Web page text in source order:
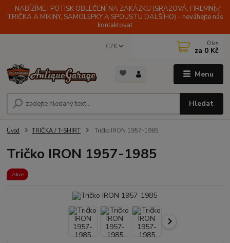
NABÍZÍME I POTISK OBLEČENÍ NA ZAKÁZKU (SRAZOVÁ, FIREMNÍ
TRIČKA A MIKINY, SAMOLEPKY A SPOUSTU DALŠÍHO) - neváhejte nás
kontaktovat
Menu
CZK
Hledat
0 ks
za 0 Kč
Úvod TRIČKA / T-SHIRT Tričko IRON 1957-1985
Tričko IRON 1957-1985
Akce